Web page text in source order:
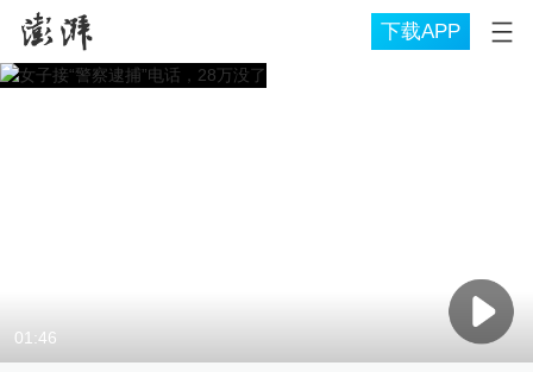
下载APP
01:46